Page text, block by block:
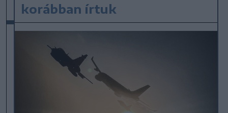
korábban írtuk